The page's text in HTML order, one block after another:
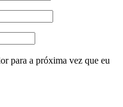
para a próxima vez que eu